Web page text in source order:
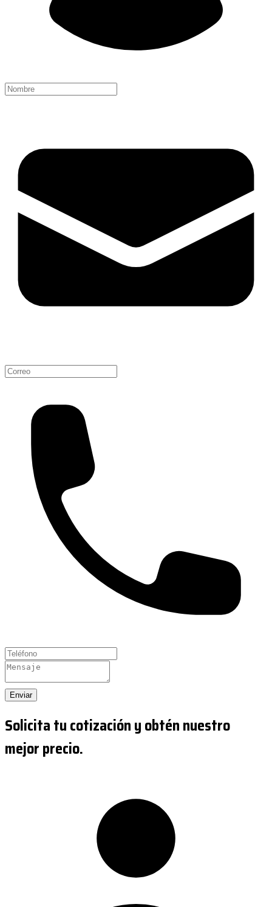
Enviar
Solicita tu cotización y obtén nuestro
mejor precio.